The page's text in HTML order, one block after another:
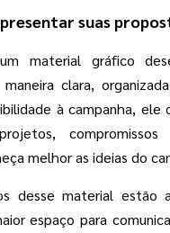
suas
material gráfico
clara,
à campanha, ele
compromissos
melhor as ideias do
desse material estão
espaço para